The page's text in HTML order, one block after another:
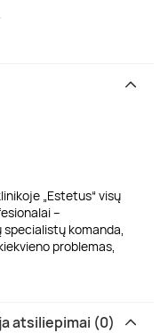
„Estetus“ visų
–
komanda,
problemas,
atsiliepimai (0)